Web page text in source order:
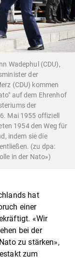
Wadephul (CDU),
der
(CDU) kommen
auf dem Ehrenhof
der
Mai 1955 offiziell
1954 den Weg für
indem sie die
(zu dpa:
in der Nato»)
hat
einer
«Wir
bei der
zu stärken»,
zum